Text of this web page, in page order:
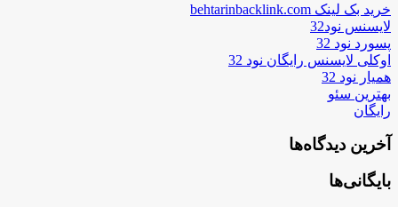
خرید بک لینک behtarinbacklink.com
لایسنس نود32
پسورد نود 32
اوکلی لایسنس رایگان نود 32
همیار نود 32
بهترین سئو
رایگان
آخرین دیدگاه‌ها
بایگانی‌ها